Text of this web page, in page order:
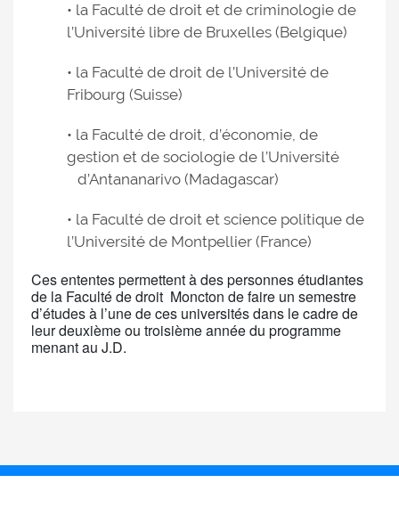
• la Faculté de droit et de criminologie de
l’Université libre de Bruxelles (Belgique)
• la Faculté de droit de l’Université de
Fribourg (Suisse)
• la Faculté de droit, d’économie, de
gestion et de sociologie de l’Université
d’Antananarivo (Madagascar)
• la Faculté de droit et science politique de
l’Université de Montpellier (France)
Ces ententes permettent à des personnes étudiantes
de la Faculté de droit Moncton de faire un semestre
d’études à l’une de ces universités dans le cadre de
leur deuxième ou troisième année du programme
menant au J.D.